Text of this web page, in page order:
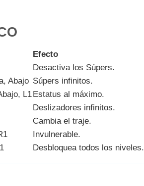
Efecto
Desactiva los Súpers.
Abajo Súpers infinitos.
L1Estatus al máximo.
Deslizadores infinitos.
Cambia el traje.
Invulnerable.
Desbloquea todos los niveles.